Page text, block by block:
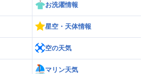
お洗濯情報
星空・天体情報
空の天気
マリン天気